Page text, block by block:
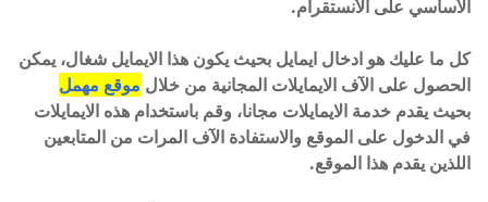
الأساسي على الأنستقرام.
كل ما عليك هو ادخال ايمايل بحيث يكون هذا الايمايل شغال، يمكن
الحصول على الآف الايمايلات المجانية من خلال موقع مهمل
بحيث يقدم خدمة الايمايلات مجانا، وقم باستخدام هذه الايمايلات
في الدخول على الموقع والاستفادة الآف المرات من المتابعين
اللذين يقدم هذا الموقع.